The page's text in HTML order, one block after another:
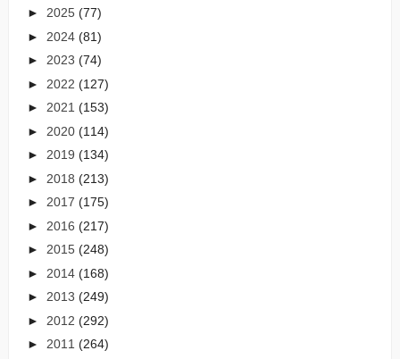
► 2025 (77)
► 2024 (81)
► 2023 (74)
► 2022 (127)
► 2021 (153)
► 2020 (114)
► 2019 (134)
► 2018 (213)
► 2017 (175)
► 2016 (217)
► 2015 (248)
► 2014 (168)
► 2013 (249)
► 2012 (292)
► 2011 (264)